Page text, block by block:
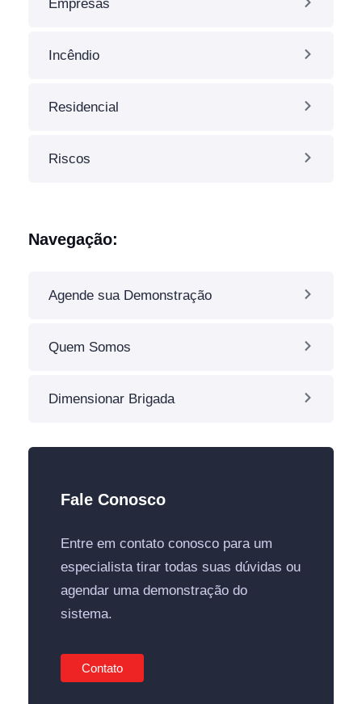
Empresas
Incêndio
Residencial
Riscos
Navegação:
Agende sua Demonstração
Quem Somos
Dimensionar Brigada
Fale Conosco
Entre em contato conosco para um
especialista tirar todas suas dúvidas ou
agendar uma demonstração do
sistema.
Contato